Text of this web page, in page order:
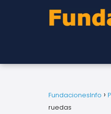
FundacionesInfo
ruedas